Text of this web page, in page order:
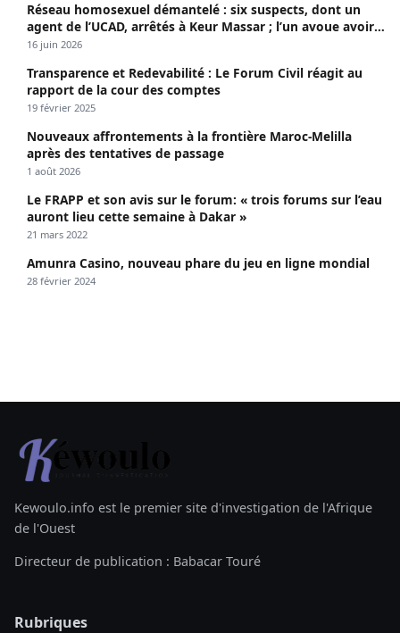
Réseau homosexuel démantelé : six suspects, dont un
agent de l’UCAD, arrêtés à Keur Massar ; l’un avoue avoir
propagé le VIH depuis 2018
16 juin 2026
Transparence et Redevabilité : Le Forum Civil réagit au
rapport de la cour des comptes
19 février 2025
Nouveaux affrontements à la frontière Maroc-Melilla
après des tentatives de passage
1 août 2026
Le FRAPP et son avis sur le forum: « trois forums sur l’eau
auront lieu cette semaine à Dakar »
21 mars 2022
Amunra Casino, nouveau phare du jeu en ligne mondial
28 février 2024
Kewoulo.info est le premier site d'investigation de l'Afrique
de l'Ouest
Directeur de publication : Babacar Touré
Rubriques